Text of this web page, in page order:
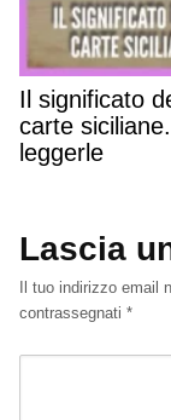
Il significato
carte
leggerle
Lascia
Il tuo indirizzo email
contrassegnati *